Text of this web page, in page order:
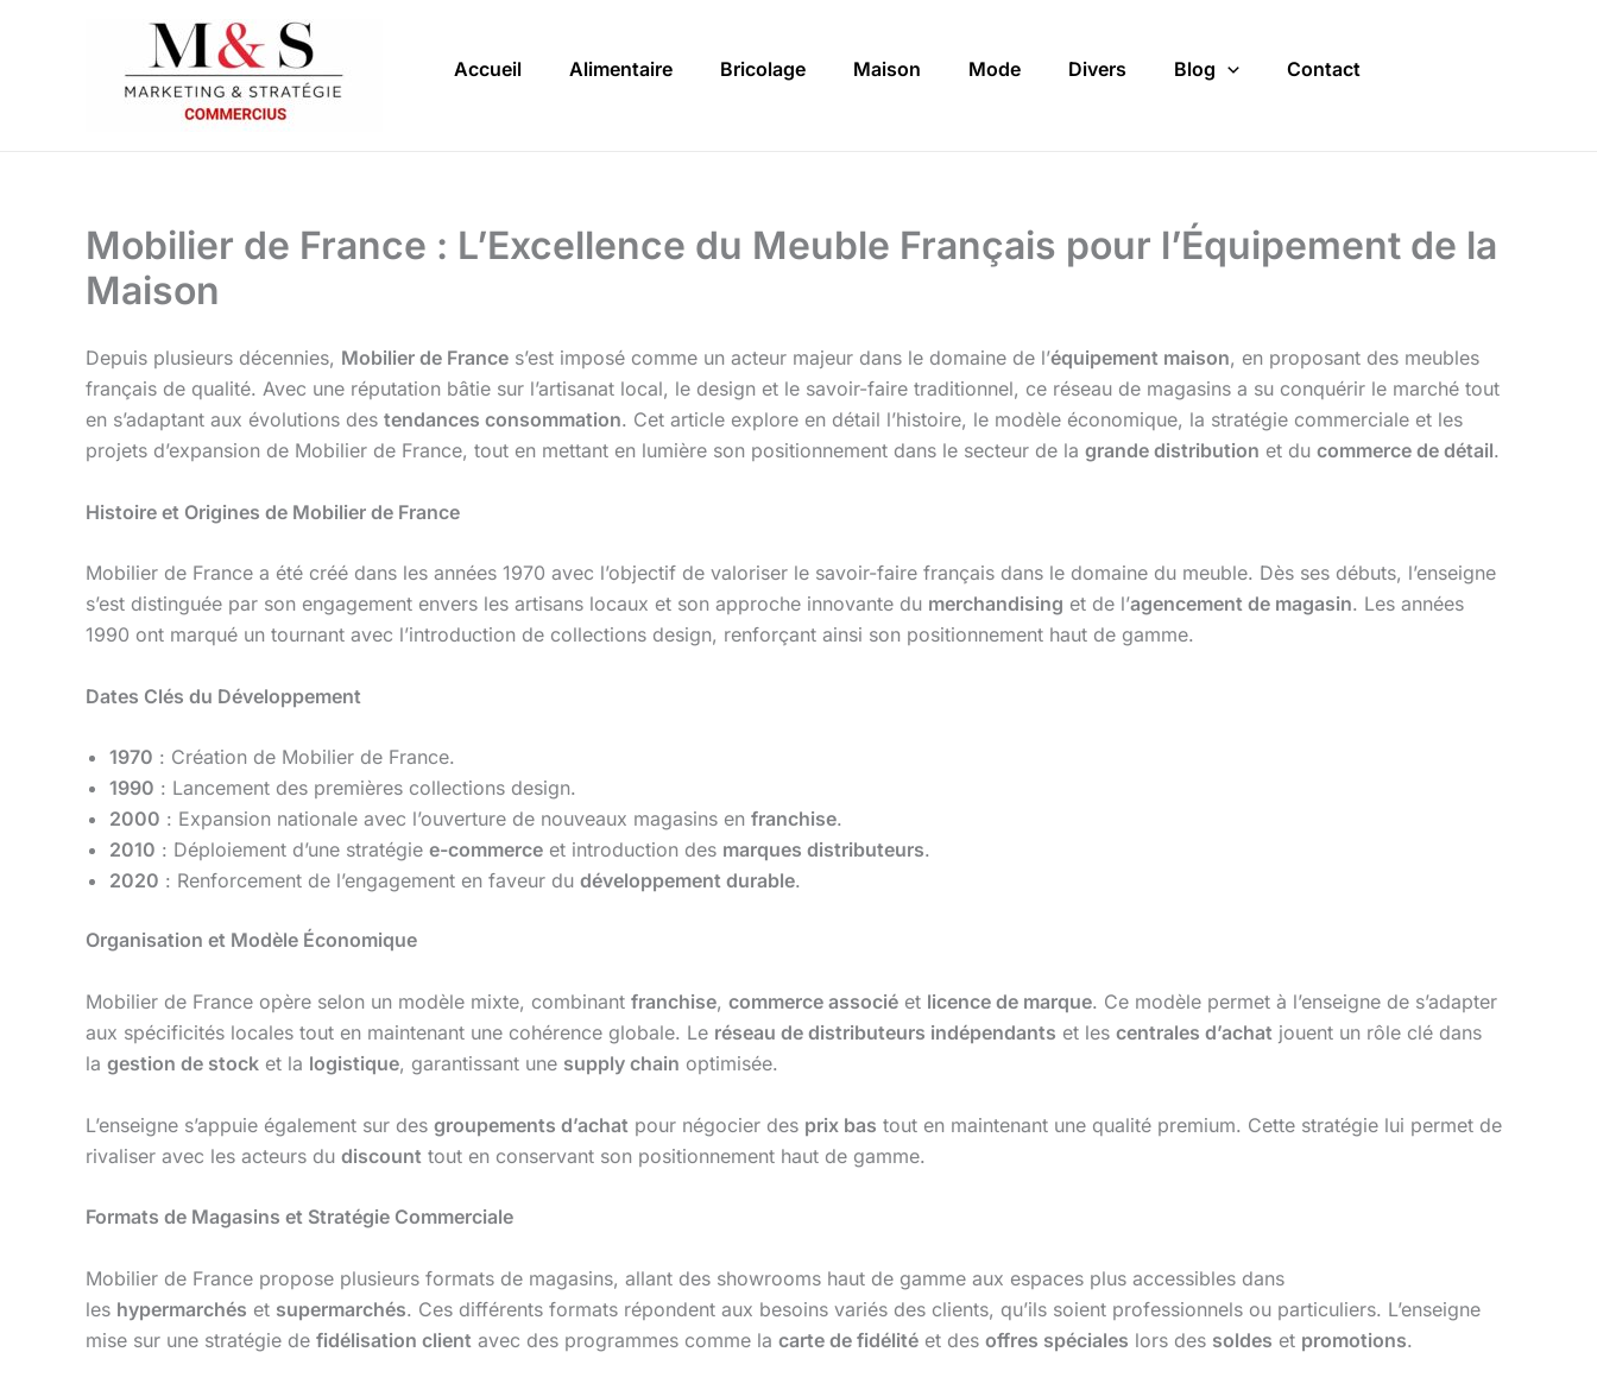
Accueil Alimentaire Bricolage Maison Mode Divers Blog Contact
Mobilier de France : L’Excellence du Meuble Français pour l’Équipement de la
Maison
Depuis plusieurs décennies, Mobilier de France s’est imposé comme un acteur majeur dans le domaine de l’équipement maison, en proposant des meubles
français de qualité. Avec une réputation bâtie sur l’artisanat local, le design et le savoir-faire traditionnel, ce réseau de magasins a su conquérir le marché tout
en s’adaptant aux évolutions des tendances consommation. Cet article explore en détail l’histoire, le modèle économique, la stratégie commerciale et les
projets d’expansion de Mobilier de France, tout en mettant en lumière son positionnement dans le secteur de la grande distribution et du commerce de détail.
Histoire et Origines de Mobilier de France
Mobilier de France a été créé dans les années 1970 avec l’objectif de valoriser le savoir-faire français dans le domaine du meuble. Dès ses débuts, l’enseigne
s’est distinguée par son engagement envers les artisans locaux et son approche innovante du merchandising et de l’agencement de magasin. Les années
1990 ont marqué un tournant avec l’introduction de collections design, renforçant ainsi son positionnement haut de gamme.
Dates Clés du Développement
1970 : Création de Mobilier de France.
1990 : Lancement des premières collections design.
2000 : Expansion nationale avec l’ouverture de nouveaux magasins en franchise.
2010 : Déploiement d’une stratégie e-commerce et introduction des marques distributeurs.
2020 : Renforcement de l’engagement en faveur du développement durable.
Organisation et Modèle Économique
Mobilier de France opère selon un modèle mixte, combinant franchise, commerce associé et licence de marque. Ce modèle permet à l’enseigne de s’adapter
aux spécificités locales tout en maintenant une cohérence globale. Le réseau de distributeurs indépendants et les centrales d’achat jouent un rôle clé dans
la gestion de stock et la logistique, garantissant une supply chain optimisée.
L’enseigne s’appuie également sur des groupements d’achat pour négocier des prix bas tout en maintenant une qualité premium. Cette stratégie lui permet de
rivaliser avec les acteurs du discount tout en conservant son positionnement haut de gamme.
Formats de Magasins et Stratégie Commerciale
Mobilier de France propose plusieurs formats de magasins, allant des showrooms haut de gamme aux espaces plus accessibles dans
les hypermarchés et supermarchés. Ces différents formats répondent aux besoins variés des clients, qu’ils soient professionnels ou particuliers. L’enseigne
mise sur une stratégie de fidélisation client avec des programmes comme la carte de fidélité et des offres spéciales lors des soldes et promotions.